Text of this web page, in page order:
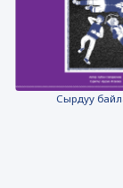
Сырдуу